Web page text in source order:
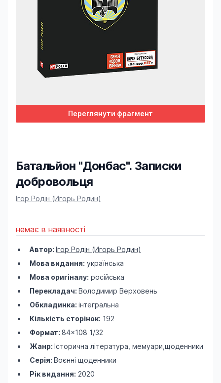
Переглянути фрагмент
Батальйон "Донбас". Записки
добровольця
Product information
Ігор Родін (Игорь Родин)
немає в наявності
Автор: Ігор Родін (Игорь Родин)
Мова видання: українська
Мова оригіналу: російська
Перекладач: Володимир Верховень
Обкладинка: інтегральна
Кількість сторінок: 192
Формат: 84×108 1/32
Жанр: Історична література, мемуари,щоденники
Серія: Воєнні щоденники
Рік видання: 2020